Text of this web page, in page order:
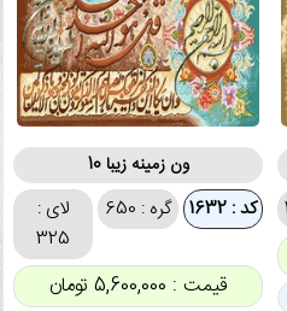
ون زمینه زیبا 10
کد : 1632 گره : 650
لای :
325
قیمت : 5,600,000 تومان